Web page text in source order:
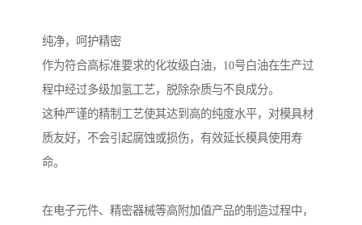
纯净，呵护精密
作为符合高标准要求的化妆级白油，10号白油在生产过
程中经过多级加氢工艺，脱除杂质与不良成分。
这种严谨的精制工艺使其达到高的纯度水平，对模具材
质友好，不会引起腐蚀或损伤，有效延长模具使用寿
命。
在电子元件、精密器械等高附加值产品的制造过程中，